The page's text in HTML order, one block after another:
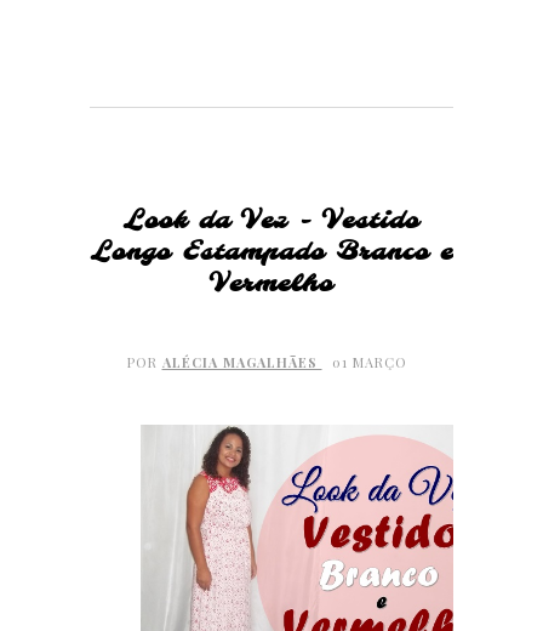
Look da Vez - Vestido
Longo Estampado Branco e
Vermelho
POR ALÉCIA MAGALHÃES 01 MARÇO